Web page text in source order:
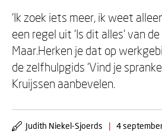
‘Ik zoek iets meer, ik weet
een regel uit ‘Is dit alles’ van
Maar.Herken je dat op
de zelfhulpgids ‘Vind je
Kruijssen aanbevelen.
Judith Niekel-Sjoerds | 4